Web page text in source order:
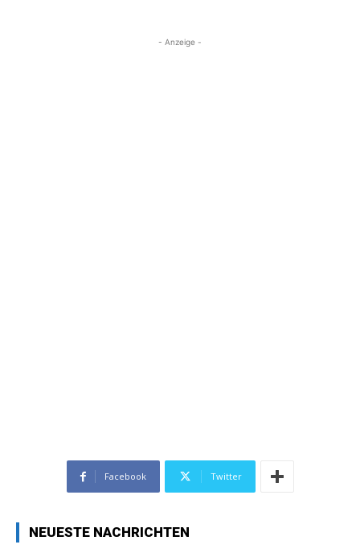
- Anzeige -
Facebook Twitter
NEUESTE NACHRICHTEN